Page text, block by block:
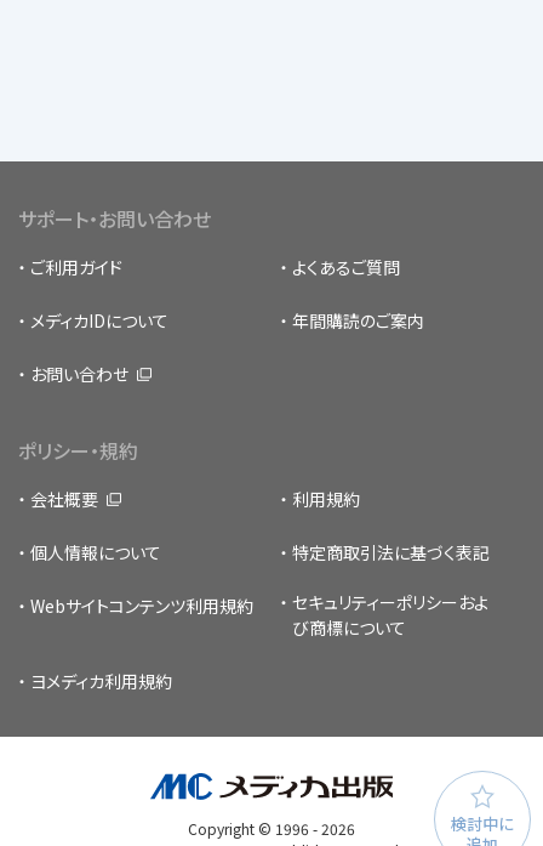
検討中に
サポート・お問い合わせ
ご利用ガイド よくあるご質問
メディカIDについて 年間購読のご案内
お問い合わせ
ポリシー・規約
会社概要 利用規約
個人情報について 特定商取引法に基づく表記
Webサイトコンテンツ利用規約 セキュリティーポリシー およ
び商標について
ヨメディカ利用規約
Copyright © 1996 -2026